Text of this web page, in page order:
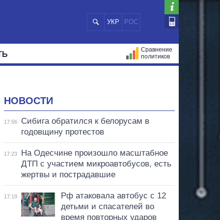
УКР РОС
Сравнение
политиков
НОВОСТИ
17:56
Сибига обратился к белорусам в
годовщину протестов
17:23
На Одесчине произошло масштабное
ДТП с участием микроавтобусов, есть
жертвы и пострадавшие
17:19
Рф атаковала автобус с 12
детьми и спасателей во
время повторных ударов